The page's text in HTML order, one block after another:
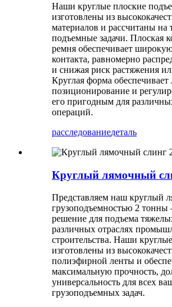
Наши круглые плоские
изготовлены из
материалов и рассчитаны на
подъемные задачи. Плоская
ремня обеспечивает
контакта, равномерно
и снижая риск растяжения
Круглая форма обеспечивает
позиционирование и
его пригодным для
операций.
расследованиедеталь
Круглый лямочный
Представляем наш круглый
грузоподъемностью 2
решение для подъема
различных отраслях
строительства. Наши
изготовлены из
полиэфирной ленты и
максимальную прочность,
универсальность для всех
грузоподъемных задач.